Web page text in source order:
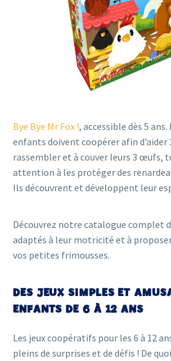
Bye Bye Mr Fox !, accessible dès 5 ans.
enfants doivent coopérer afin d’aider
rassembler et à couver leurs 3 œufs,
attention à les protéger des
Ils découvrent et développent leur
Découvrez notre catalogue complet
adaptés à leur motricité et à
vos petites frimousses.
DES JEUX SIMPLES ET
ENFANTS DE 6 À 12 ANS
Les jeux coopératifs pour les 6 à 12
pleins de surprises et de défis ! De